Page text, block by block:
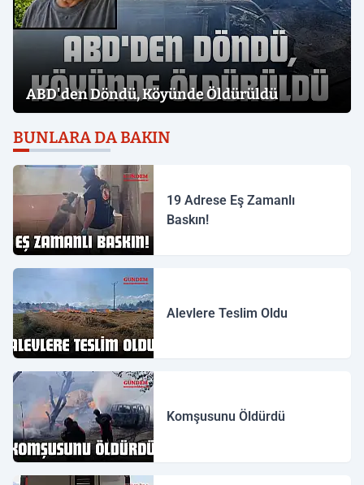
ABD'den Döndü, Köyünde Öldürüldü
BUNLARA DA BAKIN
19 Adrese Eş Zamanlı
Baskın!
Alevlere Teslim Oldu
Komşusunu Öldürdü